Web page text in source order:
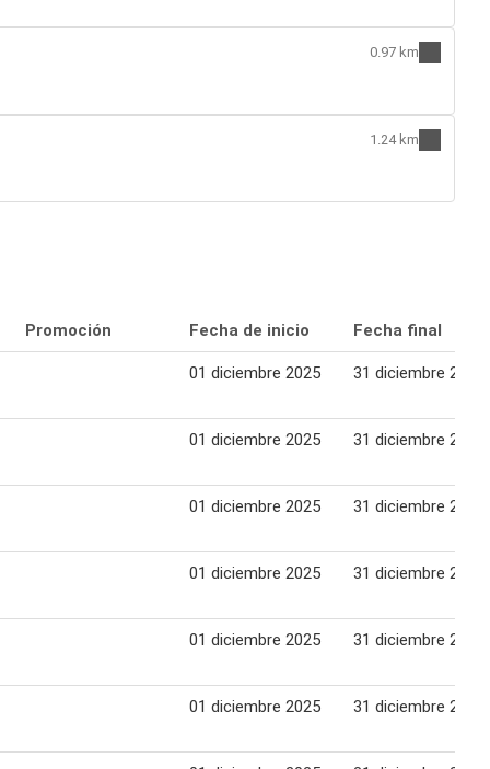
0.97 km
1.24 km
Promoción Fecha de inicio Fecha final
01 diciembre 2025 31 diciembre 2025
01 diciembre 2025 31 diciembre 2025
01 diciembre 2025 31 diciembre 2025
01 diciembre 2025 31 diciembre 2025
01 diciembre 2025 31 diciembre 2025
01 diciembre 2025 31 diciembre 2025